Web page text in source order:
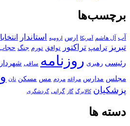
برچسب‌ها
آب آل هاشم آمریکا ارس ارومیه استاندار
تبریز ترامپ تراکتور توافق تورم جنگ
رئیسی رهبری روزنامه ساقی
مجلس مدارس مراغه مردم مس مسکن نان
پزشکیان کالابرگ گاز گرانی گردشگری
دسته ها